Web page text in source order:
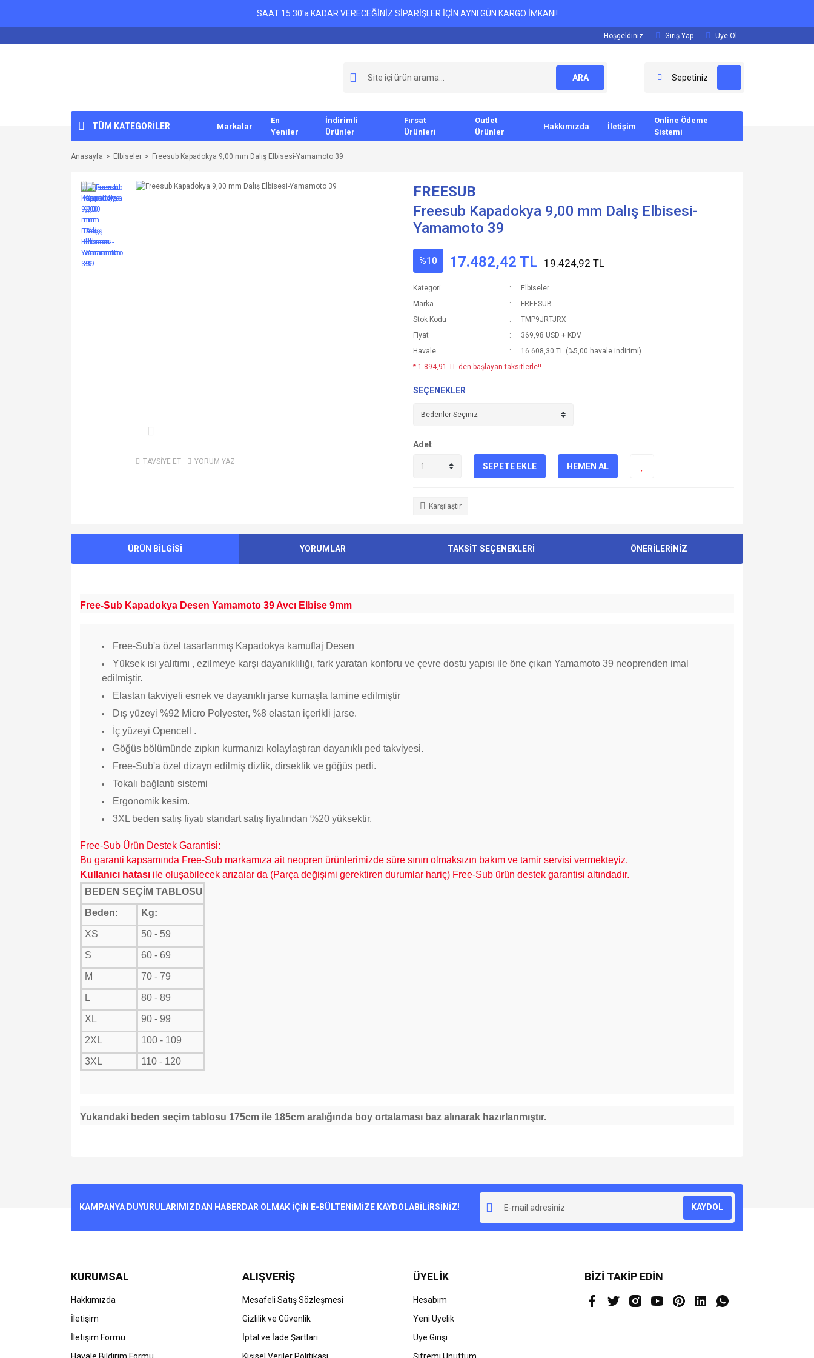
SAAT 15:30'a KADAR VERECEĞİNİZ SİPARİŞLER İÇİN AYNI GÜN KARGO İMKANI!
Hoşgeldiniz Giriş Yap Üye Ol
ARA Sepetiniz
TÜM KATEGORİLER Markalar
En
Yeniler
İndirimli
Ürünler
Fırsat
Ürünleri
Outlet
Ürünler
Hakkımızda İletişim
Online Ödeme
Sistemi
Anasayfa Elbiseler Freesub Kapadokya 9,00 mm Dalış Elbisesi-Yamamoto 39
TAVSİYE ET YORUM YAZ
FREESUB
Freesub Kapadokya 9,00 mm Dalış Elbisesi-
Yamamoto 39
%10 17.482,42 TL 19.424,92 TL
Kategori
Elbiseler
Marka
FREESUB
Stok Kodu
TMP9JRTJRX
Fiyat
369,98 USD + KDV
Havale
16.608,30 TL (%5,00 havale indirimi)
* 1.894,91 TL den başlayan taksitlerle!!
SEÇENEKLER
Adet
SEPETE EKLE HEMEN AL
Karşılaştır
ÜRÜN BİLGİSİ YORUMLAR TAKSİT SEÇENEKLERİ ÖNERİLERİNİZ
Free-Sub Kapadokya Desen Yamamoto 39 Avcı Elbise 9mm
Free-Sub'a özel tasarlanmış Kapadokya kamuflaj Desen
Yüksek ısı yalıtımı , ezilmeye karşı dayanıklılığı, fark yaratan konforu ve çevre dostu yapısı ile öne çıkan Yamamoto 39 neoprenden imal
edilmiştir.
Elastan takviyeli esnek ve dayanıklı jarse kumaşla lamine edilmiştir
Dış yüzeyi %92 Micro Polyester, %8 elastan içerikli jarse.
İç yüzeyi Opencell .
Göğüs bölümünde zıpkın kurmanızı kolaylaştıran dayanıklı ped takviyesi.
Free-Sub'a özel dizayn edilmiş dizlik, dirseklik ve göğüs pedi.
Tokalı bağlantı sistemi
Ergonomik kesim.
3XL beden satış fiyatı standart satış fiyatından %20 yüksektir.
Free-Sub Ürün Destek Garantisi:
Bu garanti kapsamında Free-Sub markamıza ait neopren ürünlerimizde süre sınırı olmaksızın bakım ve tamir servisi vermekteyiz.
Kullanıcı hatası ile oluşabilecek arızalar da (Parça değişimi gerektiren durumlar hariç) Free-Sub ürün destek garantisi altındadır.
BEDEN SEÇİM TABLOSU
Beden: Kg:
XS 50 - 59
S 60 - 69
M 70 - 79
L 80 - 89
XL 90 - 99
2XL 100 - 109
3XL 110 - 120
Yukarıdaki beden seçim tablosu 175cm ile 185cm aralığında boy ortalaması baz alınarak hazırlanmıştır.
Ürün resmi kalitesiz, bozuk veya görüntülenemiyor.
Bu ürüne benzer farklı alternatifler olmalı.
Gönder
KAMPANYA DUYURULARIMIZDAN HABERDAR OLMAK İÇİN E-BÜLTENİMİZE KAYDOLABİLİRSİNİZ! KAYDOL
KURUMSAL
Hakkımızda
İletişim
İletişim Formu
Havale Bildirim Formu
ALIŞVERİŞ
Mesafeli Satış Sözleşmesi
Gizlilik ve Güvenlik
İptal ve İade Şartları
Kişisel Veriler Politikası
ÜYELİK
Hesabım
Yeni Üyelik
Üye Girişi
Şifremi Unuttum
BİZİ TAKİP EDİN